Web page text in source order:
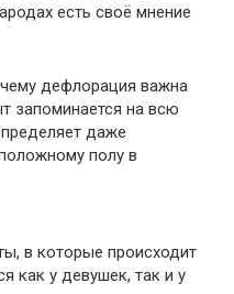
есть своё мнение
дефлорация важна
запоминается на всю
даже
полу в
в которые происходит
как у девушек, так и у